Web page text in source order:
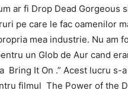
ar fi Drop Dead Gorgeous
pe care le fac oamenilor
mea industrie. Nu am
un Glob de Aur cand
Bring It On .” Acest lucru s-
filmul The Power of the